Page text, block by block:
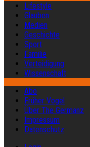
Lifestyle
Glauben
Medien
Geschichte
Sport
Familie
Verteidigung
Wissenschaft
Abo
Früher Vogel
Über The Germanz
Impressum
Datenschutz